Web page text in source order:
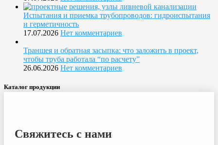
Испытания и приемка трубопроводов: гидроиспытания
и герметичность
17.07.2026 Нет комментариев
Траншея и обратная засыпка: что заложить в проект,
чтобы труба работала “по расчету”
26.06.2026 Нет комментариев
Каталог продукции
Свяжитесь с нами